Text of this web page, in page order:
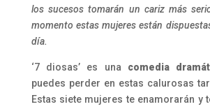
los sucesos tomarán un cariz más
momento estas mujeres están
día.
‘7 diosas’ es una comedia
puedes perder en estas calurosas
Estas siete mujeres te enamorarán y